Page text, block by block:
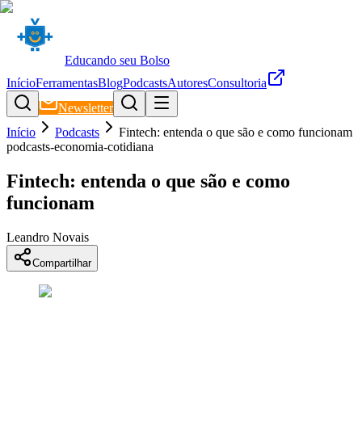
Educando seu Bolso
InícioFerramentasBlogPodcastsAutoresConsultoria
Newsletter
Início
Podcasts
Fintech: entenda o que são e como funcionam
podcasts-economia-cotidiana
Fintech: entenda o que são e como
funcionam
Leandro Novais
Compartilhar